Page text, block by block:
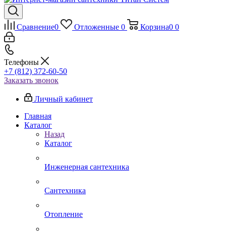
Сравнение0 Отложенные 0 Корзина0 0
Телефоны
+7 (812) 372-60-50
Заказать звонок
Личный кабинет
Главная
Каталог
Назад
Каталог
Инженерная сантехника
Сантехника
Отопление